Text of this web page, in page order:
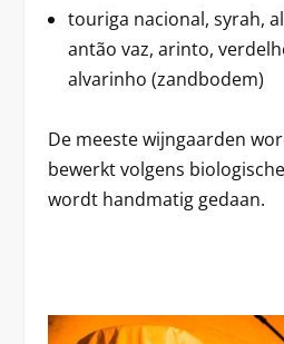
touriga nacional, syrah,
antão vaz, arinto,
alvarinho (zandbodem)
De meeste wijngaarden
bewerkt volgens
wordt handmatig gedaan.